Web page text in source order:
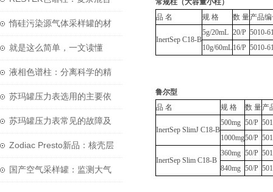
物分离科学的核心
惰硅污染源气体采样罐的材
质是不锈钢的
就是这么简单，一文读懂
SilcoCan 硅烷化苏玛罐
液相色谱柱：分离科学的精
密引擎
苏玛罐压力表选用的主要依
据和原则是什么？
苏玛罐压力表常见的故障及
原因分析
Zodiac Presto新品：核壳层
色谱解决方案
国产空气采样罐：监测大气
常规柱（大容量小柱）
品 名
规 格 数 量产品
InertSep C18-B
5g/20mL 20/P 5010-
10g/60mL16/P 5010-
鲁尔型
品 名
规 格 数 量产
InertSep SlimJ C18-B
500mg 50/P
1000mg50/P
InertSep Slim C18-B
360mg 50/P
840mg 50/P